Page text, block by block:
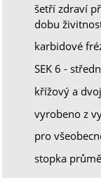
šetří zdraví
dobu
karbidové
SEK 6 -
křížový a
vyrobeno z
pro
stopka